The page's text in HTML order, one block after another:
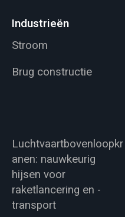
Industrieën
Stroom
Brug constructie
Luchtvaartbovenloopkr
anen: nauwkeurig
hijsen voor
raketlancering en -
transport